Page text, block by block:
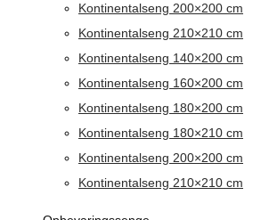
Kontinentalseng 200×200 cm
Kontinentalseng 210×210 cm
Kontinentalseng 140×200 cm
Kontinentalseng 160×200 cm
Kontinentalseng 180×200 cm
Kontinentalseng 180×210 cm
Kontinentalseng 200×200 cm
Kontinentalseng 210×210 cm